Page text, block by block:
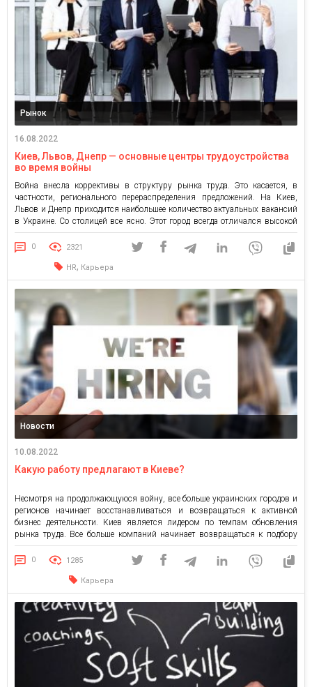
Рынок
16.08.2022
Киев, Львов, Днепр — основные центры трудоустройства
во время войны
Война внесла коррективы в структуру рынка труда. Это касается, в
частности, регионального перераспределения предложений. На Киев,
Львов и Днепр приходится наибольшее количество актуальных вакансий
в Украине. Со столицей все ясно. Этот город всегда отличался высокой
активностью рынка труда из-за наличия огромного количества
компаний. А вот Львов «вырвался» в тройке лидеров недавно. Он
вытеснил Харьков из […]
0 2321
HR, Карьера
Новости
10.08.2022
Какую работу предлагают в Киеве?
Несмотря на продолжающуюся войну, все больше украинских городов и
регионов начинает восстанавливаться и возвращаться к активной
бизнес деятельности. Киев является лидером по темпам обновления
рынка труда. Все больше компаний начинает возвращаться к подбору
персонала, в августе 2022 более трети всех актуальных вакансий на
grc.ua размещены в Киеве. Где больше всего вакансий? Пока лидером
0 1285
Карьера